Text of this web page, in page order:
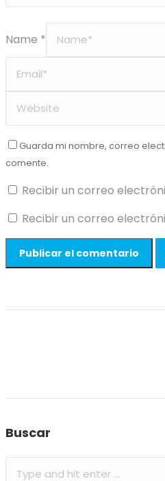
Name *
Guarda mi nombre, correo
comente.
Recibir un correo
Recibir un correo
Buscar